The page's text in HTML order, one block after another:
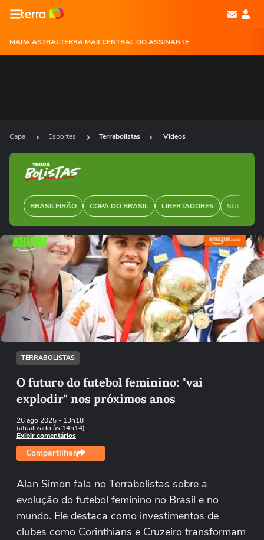
MAPA ASTRALTERRA MAILCENTRAL DO ASSINANTE
Capa Esportes Terrabolistas Videos
BRASILEIRÃO COPA DO BRASIL LIBERTADORES SUL-
Ops!
Não foi possível reproduzir o vídeo
Tentar novamente
TERRABOLISTAS
O futuro do futebol feminino: "vai
explodir" nos próximos anos
26 ago 2025- 13h18
(atualizado às 14h14)
Exibir comentários
Compartilhar
Alan Simon fala no Terrabolistas sobre a
evolução do futebol feminino no Brasil e no
mundo. Ele destaca como investimentos de
clubes como Corinthians e Cruzeiro transformam